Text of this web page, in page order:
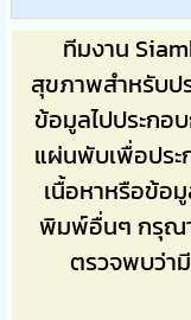
ทีมงาน
สุขภาพสำหรับป
ข้อมูลไปประกอ
แผ่นพับเพื่อปร
เนื้อหาหรือข้อ
พิมพ์อื่นๆ กรุณ
ตรวจพบว่า